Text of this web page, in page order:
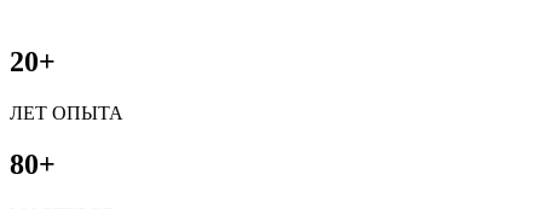
20+
ЛЕТ ОПЫТА
80+